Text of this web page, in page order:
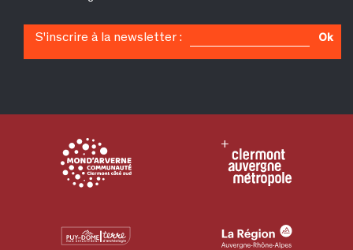
S'inscrire à la newsletter : Ok